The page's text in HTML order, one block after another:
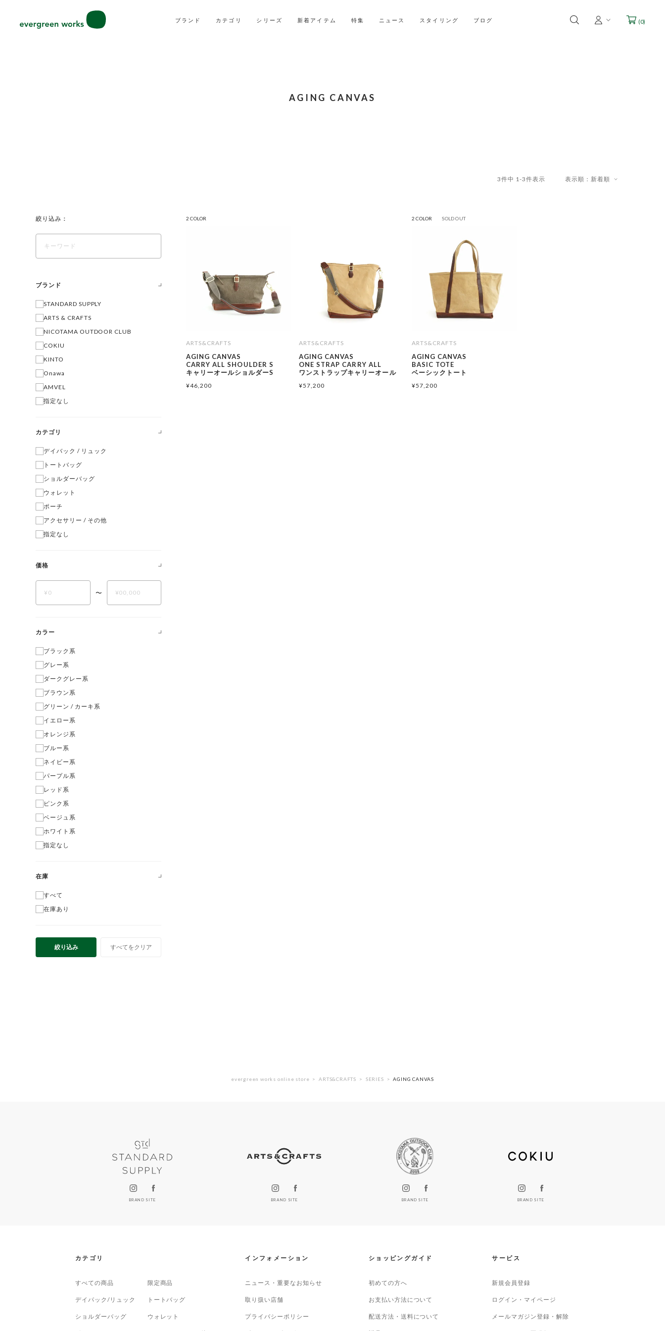
ブランド カテゴリ シリーズ 新着アイテム 特集 ニュース スタイリング ブログ (0)
AGING CANVAS
絞り込み
ブランド
STANDARD SUPPLY
ARTS & CRAFTS
NICOTAMA OUTDOOR CLUB
COKIU
KINTO
Onawa
AMVEL
指定なし
カテゴリ
デイバック / リュック
トートバッグ
ショルダーバッグ
ウォレット
ポーチ
アクセサリー / その他
指定なし
価格
〜
カラー
ブラック系
グレー系
ダークグレー系
ブラウン系
グリーン / カーキ系
イエロー系
オレンジ系
ブルー系
ネイビー系
パープル系
レッド系
ピンク系
ベージュ系
ホワイト系
指定なし
在庫
すべて
在庫あり
絞り込み すべてをクリア
表示順：新着順
3件中 1-3件表示
2 COLOR
ARTS&CRAFTS
AGING CANVAS
CARRY ALL SHOULDER S
キャリーオールショルダーS
¥46,200
ARTS&CRAFTS
AGING CANVAS
ONE STRAP CARRY ALL
ワンストラップキャリーオール
¥57,200
2 COLOR SOLD OUT
ARTS&CRAFTS
AGING CANVAS
BASIC TOTE
ベーシックトート
¥57,200
evergreen works online store ARTS&CRAFTS SERIES AGING CANVAS
BRAND SITE BRAND SITE BRAND SITE BRAND SITE
カテゴリ
すべての商品 限定商品
デイパック/リュック トートバッグ
ショルダーバッグ ウォレット
インフォメーション
ニュース・重要なお知らせ
取り扱い店舗
プライバシーポリシー
ショッピングガイド
初めての方へ
お支払い方法について
配送方法・送料について
サービス
新規会員登録
ログイン・マイページ
メールマガジン登録・解除